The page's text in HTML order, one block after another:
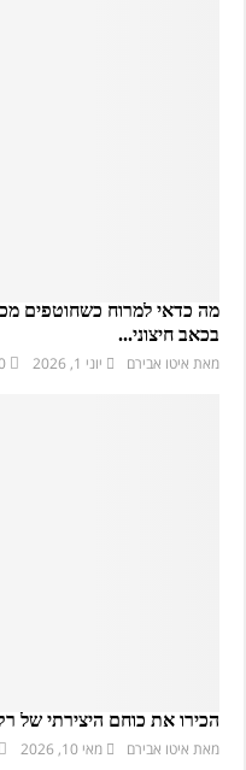
מה כדאי למרוח כשחוטפים
בכאב חיצוני...
מאת איטו אבירם יוני 1, 2026
הכירו את כוחם היצירתי של
מאת איטו אבירם מאי 10, 2026